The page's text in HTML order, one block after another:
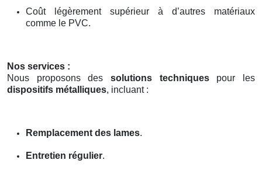
Coût légèrement supérieur à d’autres matériaux
comme le PVC.
Nos services :
Nous proposons des solutions techniquespour les
dispositifs métalliques, incluant :
Remplacement des lames.
Entretien régulier.